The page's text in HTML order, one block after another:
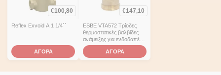
€100,80
Reflex Exvoid A 1 1/4΄΄
ΑΓΟΡΑ
€147,10
ESBE VTA572 Tρίοδες
θερμοστατικές βαλβίδες
ανάμειξης για ενδοδαπέδια
θέρμανση - ψύξη 4,8 kvs
Σύνδεση G1 1/4",
εξωτ.σπειρ.
ΑΓΟΡΑ